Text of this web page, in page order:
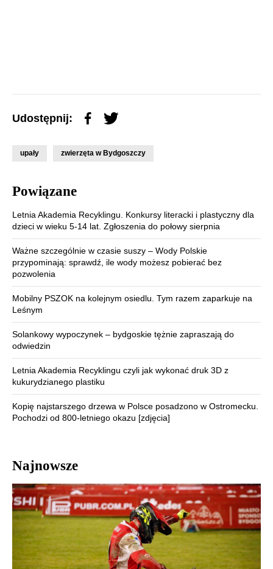
Udostępnij:
upały zwierzęta w Bydgoszczy
Powiązane
Letnia Akademia Recyklingu. Konkursy literacki i plastyczny dla
dzieci w wieku 5-14 lat. Zgłoszenia do połowy sierpnia
Ważne szczególnie w czasie suszy – Wody Polskie
przypominają: sprawdź, ile wody możesz pobierać bez
pozwolenia
Mobilny PSZOK na kolejnym osiedlu. Tym razem zaparkuje na
Leśnym
Solankowy wypoczynek – bydgoskie tężnie zapraszają do
odwiedzin
Letnia Akademia Recyklingu czyli jak wykonać druk 3D z
kukurydzianego plastiku
Kopię najstarszego drzewa w Polsce posadzono w Ostromecku.
Pochodzi od 800-letniego okazu [zdjęcia]
Najnowsze